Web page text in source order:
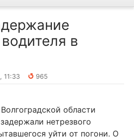
в
11:33
965
области
нетрезвого
уйти от погони. О